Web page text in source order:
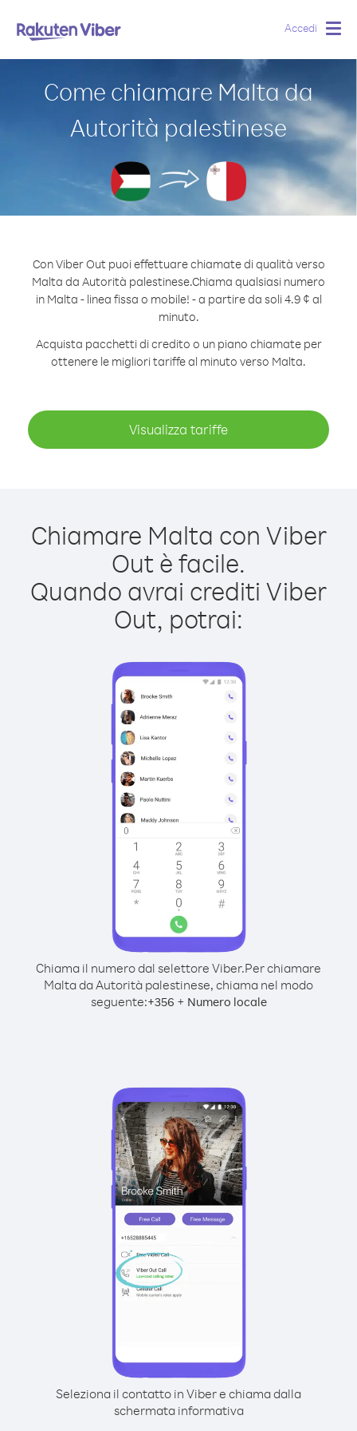
Accedi
Come chiamare Malta da
Autorità palestinese
Con Viber Out puoi effettuare chiamate di qualità verso
Malta da Autorità palestinese.Chiama qualsiasi numero
in Malta - linea fissa o mobile! - a partire da soli 4.9 ¢ al
minuto.
Acquista pacchetti di credito o un piano chiamate per
ottenere le migliori tariffe al minuto verso Malta.
Visualizza tariffe
Chiamare Malta con Viber
Out è facile.
Quando avrai crediti Viber
Out, potrai:
Chiama il numero dal selettore Viber.Per chiamare
Malta da Autorità palestinese, chiama nel modo
seguente:+356 + Numero locale
Seleziona il contatto in Viber e chiama dalla
schermata informativa